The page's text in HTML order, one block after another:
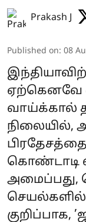
Prakash J
Published on: 08
ஏற்கெனவே
வாய்க்கால்
நிலையில்,
கொண்டாடி
அமைப்பது,
செயல்களில்
குறிப்பாக,